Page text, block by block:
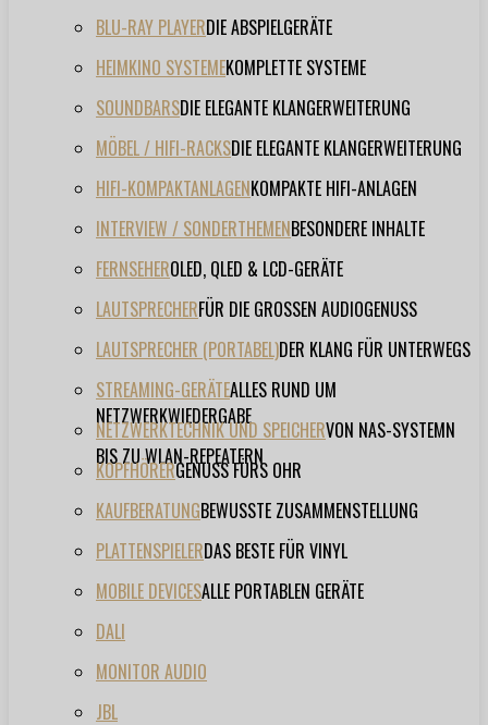
BLU-RAY PLAYERDIE ABSPIELGERÄTE
HEIMKINO SYSTEMEKOMPLETTE SYSTEME
SOUNDBARSDIE ELEGANTE KLANGERWEITERUNG
MÖBEL / HIFI-RACKSDIE ELEGANTE KLANGERWEITERUNG
HIFI-KOMPAKTANLAGENKOMPAKTE HIFI-ANLAGEN
INTERVIEW / SONDERTHEMENBESONDERE INHALTE
FERNSEHEROLED, QLED & LCD-GERÄTE
LAUTSPRECHERFÜR DIE GROSSEN AUDIOGENUSS
LAUTSPRECHER (PORTABEL)DER KLANG FÜR UNTERWEGS
STREAMING-GERÄTEALLES RUND UM
NETZWERKWIEDERGABE
NETZWERKTECHNIK UND SPEICHERVON NAS-SYSTEMN
BIS ZU WLAN-REPEATERN
KOPFHÖRERGENUSS FÜRS OHR
KAUFBERATUNGBEWUSSTE ZUSAMMENSTELLUNG
PLATTENSPIELERDAS BESTE FÜR VINYL
MOBILE DEVICESALLE PORTABLEN GERÄTE
DALI
MONITOR AUDIO
JBL